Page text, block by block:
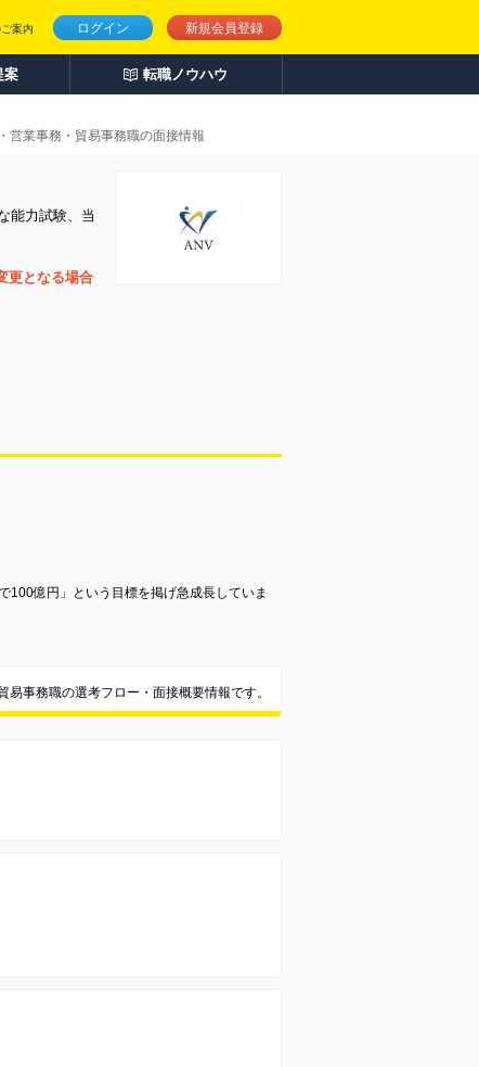
ログイン 新規会員登録
案内
案 転職ノウハウ
営業事務・貿易事務職の面接情報
能力試験、当
更となる場合
100億円」という目標を掲げ急成長していま
易事務職の選考フロー・面接概要情報です。